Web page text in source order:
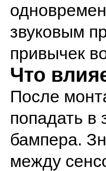
звуковым
привычек
Что
После
попадать в
бампера.
между